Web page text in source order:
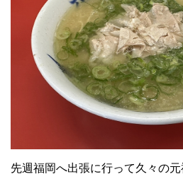
先週福岡へ出張に行って久々の